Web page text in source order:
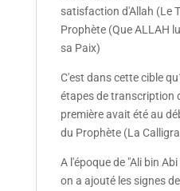
satisfaction d'Allah (Le
Prophète (Que ALLAH
sa Paix)
C'est dans cette cible
étapes de transcription
première avait été au
du Prophète (La
A l'époque de "Ali bin
on a ajouté les signes